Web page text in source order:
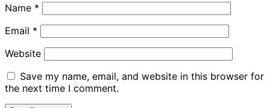
Name *
Email *
Website
Save my name, email, and website in this browser for
the next time I comment.